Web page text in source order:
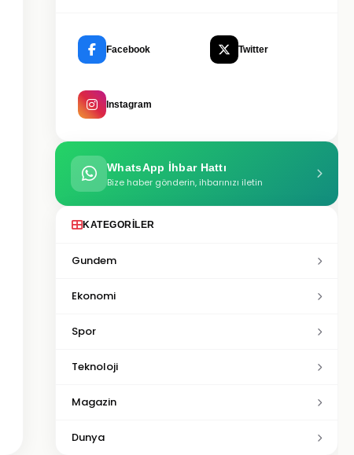
Facebook Twitter
Instagram
WhatsApp İhbar Hattı
Bize haber gönderin, ihbarınızı iletin
KATEGORILER
Gundem
Ekonomi
Spor
Teknoloji
Magazin
Dunya